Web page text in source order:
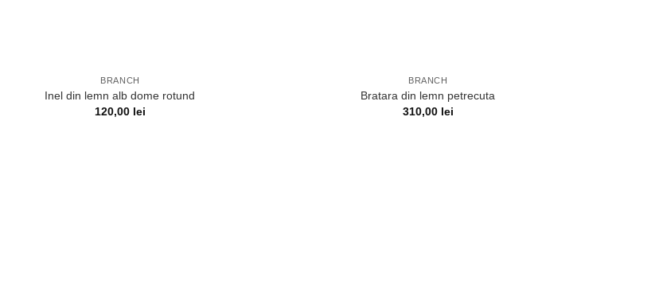
BRANCH
Inel din lemn alb dome rotund
120,00 lei
BRANCH
Bratara din lemn petrecuta
310,00 lei